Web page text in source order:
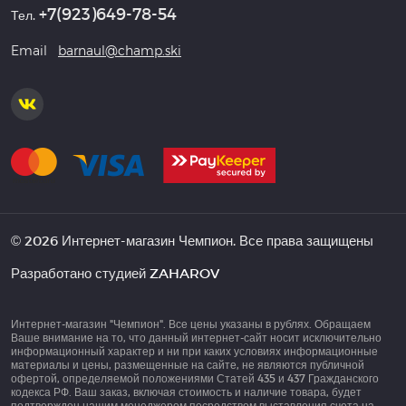
Тел. +7(923)649-78-54
Email barnaul@champ.ski
© 2026 Интернет-магазин Чемпион. Все права защищены
Разработано студией ZAHAROV
Интернет-магазин "Чемпион". Все цены указаны в рублях. Обращаем
Ваше внимание на то, что данный интернет-сайт носит исключительно
информационный характер и ни при каких условиях информационные
материалы и цены, размещенные на сайте, не являются публичной
офертой, определяемой положениями Статей 435 и 437 Гражданского
кодекса РФ. Ваш заказ, включая стоимость и наличие товара, будет